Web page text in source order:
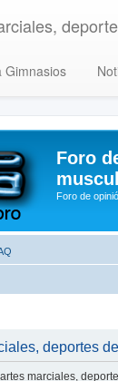
Gimnasios
Foro
Foro de
deportes
marciales,